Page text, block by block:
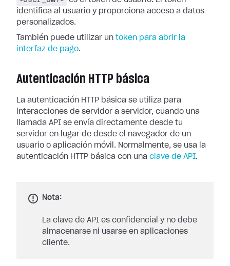
identifica al usuario y proporciona acceso a datos
personalizados.
También puede utilizar un token para abrir la
interfaz de pago.
Autenticación HTTP básica
La autenticación HTTP básica se utiliza para
interacciones de servidor a servidor, cuando una
llamada API se envía directamente desde tu
servidor en lugar de desde el navegador de un
usuario o aplicación móvil. Normalmente, se usa la
autenticación HTTP básica con una clave de API.
Nota:
La clave de API es confidencial y no debe
almacenarse ni usarse en aplicaciones
cliente.